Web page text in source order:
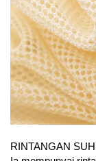
RINTANGAN